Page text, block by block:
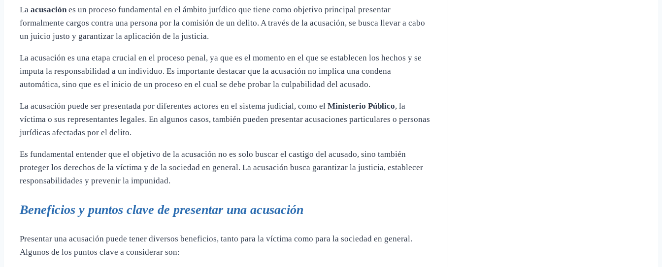
La acusaciónes un proceso fundamental en el ámbito jurídico que tiene como objetivo principal presentar
formalmente cargos contra una persona por la comisión de un delito. A través de la acusación, se busca llevar a cabo
un juicio justo y garantizar la aplicación de la justicia.
La acusación es una etapa crucial en el proceso penal, ya que es el momento en el que se establecen los hechos y se
imputa la responsabilidad a un individuo. Es importante destacar que la acusación no implica una condena
automática, sino que es el inicio de un proceso en el cual se debe probar la culpabilidad del acusado.
La acusación puede ser presentada por diferentes actores en el sistema judicial, como el Ministerio Público, la
víctima o sus representantes legales. En algunos casos, también pueden presentar acusaciones particulares o personas
jurídicas afectadas por el delito.
Es fundamental entender que el objetivo de la acusación no es solo buscar el castigo del acusado, sino también
proteger los derechos de la víctima y de la sociedad en general. La acusación busca garantizar la justicia, establecer
responsabilidades y prevenir la impunidad.
Beneficios y puntos clave de presentar una acusación
Presentar una acusación puede tener diversos beneficios, tanto para la víctima como para la sociedad en general.
Algunos de los puntos clave a considerar son: